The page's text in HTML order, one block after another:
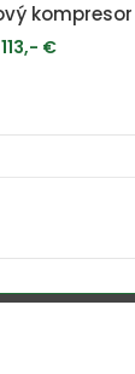
113,- €